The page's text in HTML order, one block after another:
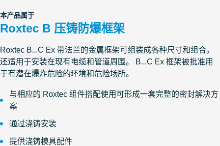
本产品属于
Roxtec B 压铸防爆框架
Roxtec B...C Ex 带法兰的金属框架可组装成各种尺寸和组合。
还适用于安装在现有电缆和管道周围。 B...C Ex 框架被批准用
于有潜在爆炸危险的环境和危险场所。
与相应的 Roxtec 组件搭配使用可形成一套完整的密封解决方
案
通过浇铸安装
提供浇铸模具配件